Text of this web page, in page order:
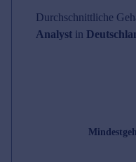
Durchschnittliche
Analyst in